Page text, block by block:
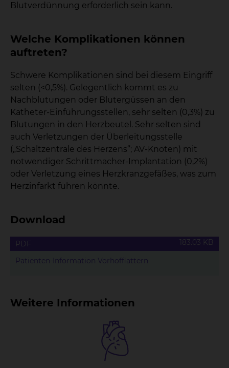
Blutverdünnung erforderlich sein kann.
Welche Komplikationen können
auftreten?
Schwere Komplikationen sind bei diesem Eingriff
selten (<0,5%). Gelegentlich kommt es zu
Nachblutungen oder Blutergüssen an den
Katheter-Einführungsstellen, sehr selten (0,3%) zu
Blutungen in den Herzbeutel. Sehr selten sind
auch Verletzungen der Überleitungsstelle
(„Schaltzentrale des Herzens“; AV-Knoten) mit
notwendiger Schrittmacher-Implantation (0,2%)
oder Verletzung eines Herzkranzgefäßes, was zum
Herzinfarkt führen könnte.
Download
PDF
Patienten-Information Vorhofflattern
183.03 KB
Weitere Informationen